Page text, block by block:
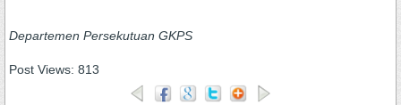
Departemen Persekutuan GKPS
Post Views: 813